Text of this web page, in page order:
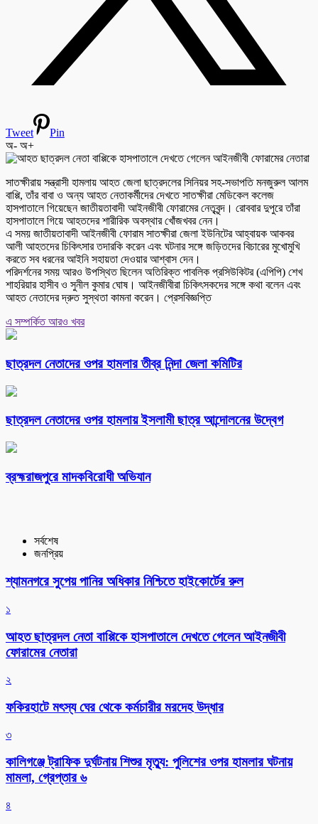
Tweet
Pin
অ- অ+
সাতক্ষীরায় সন্ত্রাসী হামলায় আহত জেলা ছাত্রদলের সিনিয়র সহ-সভাপতি মনজুরুল আলম
বাপ্পি, তাঁর বাবা ও অন্য আহত নেতাকর্মীদের দেখতে সাতক্ষীরা মেডিকেল কলেজ
হাসপাতালে গিয়েছেন জাতীয়তাবাদী আইনজীবী ফোরামের নেতৃবৃন্দ। রোববার দুপুরে তাঁরা
হাসপাতালে গিয়ে আহতদের শারীরিক অবস্থার খোঁজখবর নেন।
এ সময় জাতীয়তাবাদী আইনজীবী ফোরাম সাতক্ষীরা জেলা ইউনিটের আহ্বায়ক আকবর
আলী আহতদের চিকিৎসার তদারকি করেন এবং ঘটনার সঙ্গে জড়িতদের বিচারের মুখোমুখি
করতে সব ধরনের আইনি সহায়তা দেওয়ার আশ্বাস দেন।
পরিদর্শনের সময় আরও উপস্থিত ছিলেন অতিরিক্ত পাবলিক প্রসিউকিটর (এপিপি) শেখ
শাহরিয়ার হাসীব ও সুনীল কুমার ঘোষ। আইনজীবীরা চিকিৎসকদের সঙ্গে কথা বলেন এবং
আহত নেতাদের দ্রুত সুস্থতা কামনা করেন। প্রেসবিজ্ঞপ্তি
এ সম্পর্কিত আরও খবর
ছাত্রদল নেতাদের ওপর হামলার তীব্র নিন্দা জেলা কমিটির
ছাত্রদল নেতাদের ওপর হামলায় ইসলামী ছাত্র আন্দোলনের উদ্বেগ
ব্রহ্মরাজপুরে মাদকবিরোধী অভিযান
সর্বশেষ
জনপ্রিয়
শ্যামনগরে সুপেয় পানির অধিকার নিশ্চিতে হাইকোর্টের রুল
১
আহত ছাত্রদল নেতা বাপ্পিকে হাসপাতালে দেখতে গেলেন আইনজীবী
ফোরামের নেতারা
২
ফকিরহাটে মৎস্য ঘের থেকে কর্মচারীর মরদেহ উদ্ধার
৩
কালিগঞ্জে ট্রাফিক দুর্ঘটনায় শিশুর মৃত্যু: পুলিশের ওপর হামলার ঘটনায়
মামলা, গ্রেপ্তার ৬
৪